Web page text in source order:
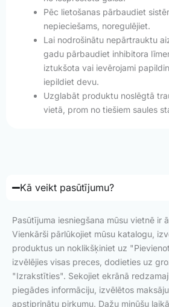
Pēc lietošanas pārbaudiet
nepieciešams, noregulējiet.
Lai nodrošinātu nepārtrauktu
gadu pārbaudiet inhibitora
iztukšota vai ievērojami
iepildiet devu.
Uzglabāt produktu noslēgtā
vietā, prom no tiešiem saules
Kā veikt pasūtījumu?
Pasūtījuma iesniegšana mūsu vietnē ir
Vienkārši pārlūkojiet mūsu katalogu,
produktus un noklikšķiniet uz
izvēlējies visas preces, dodieties uz
"Izrakstīties". Sekojiet ekrānā
piegādes informāciju, izvēlētos
apstiprinātu pirkumu. Dažu minūšu